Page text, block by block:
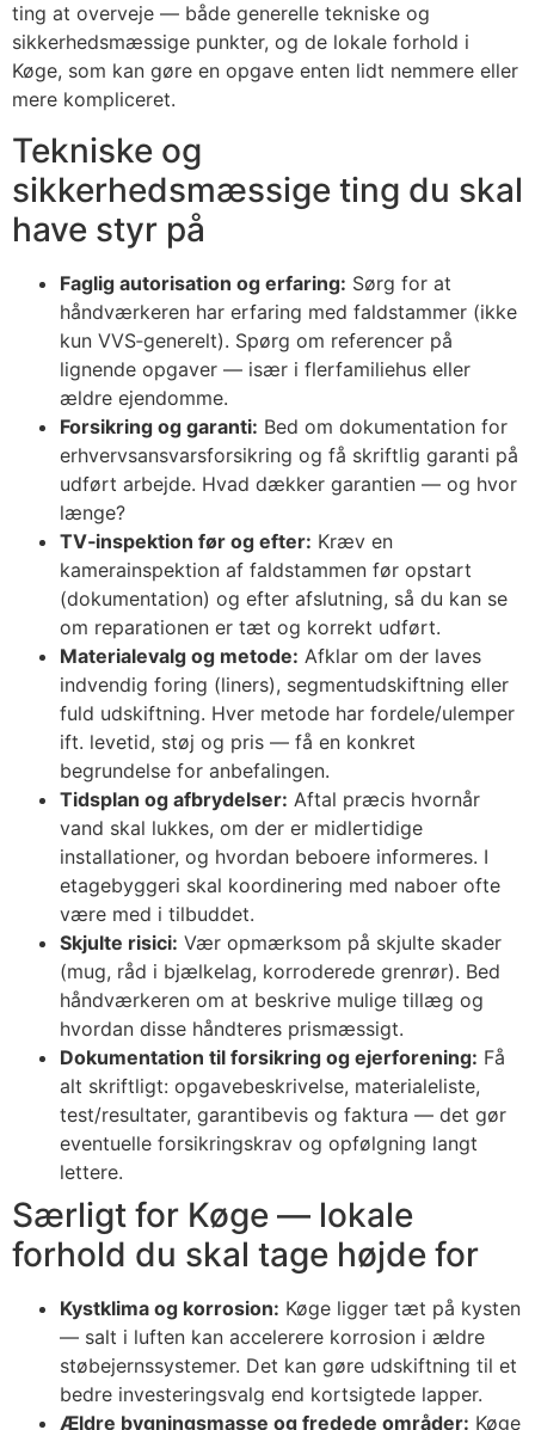
ting at overveje — både generelle tekniske og
sikkerhedsmæssige punkter, og de lokale forhold i
Køge, som kan gøre en opgave enten lidt nemmere eller
mere kompliceret.
Tekniske og
sikkerhedsmæssige ting du skal
have styr på
Faglig autorisation og erfaring: Sørg for at
håndværkeren har erfaring med faldstammer (ikke
kun VVS‑generelt). Spørg om referencer på
lignende opgaver — især i flerfamiliehus eller
ældre ejendomme.
Forsikring og garanti: Bed om dokumentation for
erhvervsansvarsforsikring og få skriftlig garanti på
udført arbejde. Hvad dækker garantien — og hvor
længe?
TV‑inspektion før og efter: Kræv en
kamerainspektion af faldstammen før opstart
(dokumentation) og efter afslutning, så du kan se
om reparationen er tæt og korrekt udført.
Materialevalg og metode: Afklar om der laves
indvendig foring (liners), segmentudskiftning eller
fuld udskiftning. Hver metode har fordele/ulemper
ift. levetid, støj og pris — få en konkret
begrundelse for anbefalingen.
Tidsplan og afbrydelser: Aftal præcis hvornår
vand skal lukkes, om der er midlertidige
installationer, og hvordan beboere informeres. I
etagebyggeri skal koordinering med naboer ofte
være med i tilbuddet.
Skjulte risici: Vær opmærksom på skjulte skader
(mug, råd i bjælkelag, korroderede grenrør). Bed
håndværkeren om at beskrive mulige tillæg og
hvordan disse håndteres prismæssigt.
Dokumentation til forsikring og ejerforening: Få
alt skriftligt: opgavebeskrivelse, materialeliste,
test/resultater, garantibevis og faktura — det gør
eventuelle forsikringskrav og opfølgning langt
lettere.
Særligt for Køge — lokale
forhold du skal tage højde for
Kystklima og korrosion: Køge ligger tæt på kysten
— salt i luften kan accelerere korrosion i ældre
støbejernssystemer. Det kan gøre udskiftning til et
bedre investeringsvalg end kortsigtede lapper.
Ældre bygningsmasse og fredede områder: Køge